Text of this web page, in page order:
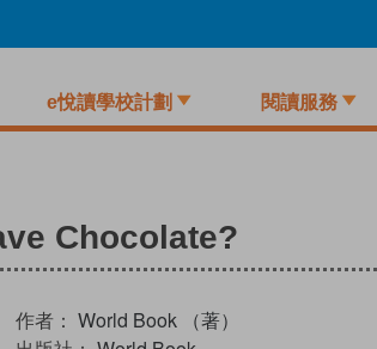
e悅讀學校計劃 閱讀服務
Chocolate?
作者： World Book （著）